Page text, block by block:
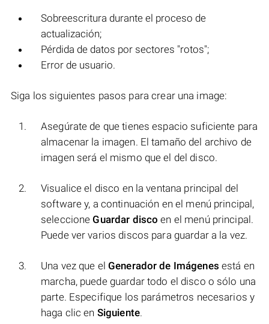
Sobreescritura durante el proceso de
actualización;
Pérdida de datos por sectores "rotos";
Error de usuario.
Siga los siguientes pasos para crear una image:
Asegúrate de que tienes espacio suficiente para
almacenar la imagen. El tamaño del archivo de
imagen será el mismo que el del disco.
Visualice el disco en la ventana principal del
software y, a continuación en el menú principal,
seleccioneGuardar disco en el menú principal.
Puede ver varios discos para guardar a la vez.
Una vez que el Generador de Imágenes está en
marcha, puede guardar todo el disco o sólo una
parte. Especifique los parámetros necesarios y
haga clic en Siguiente.